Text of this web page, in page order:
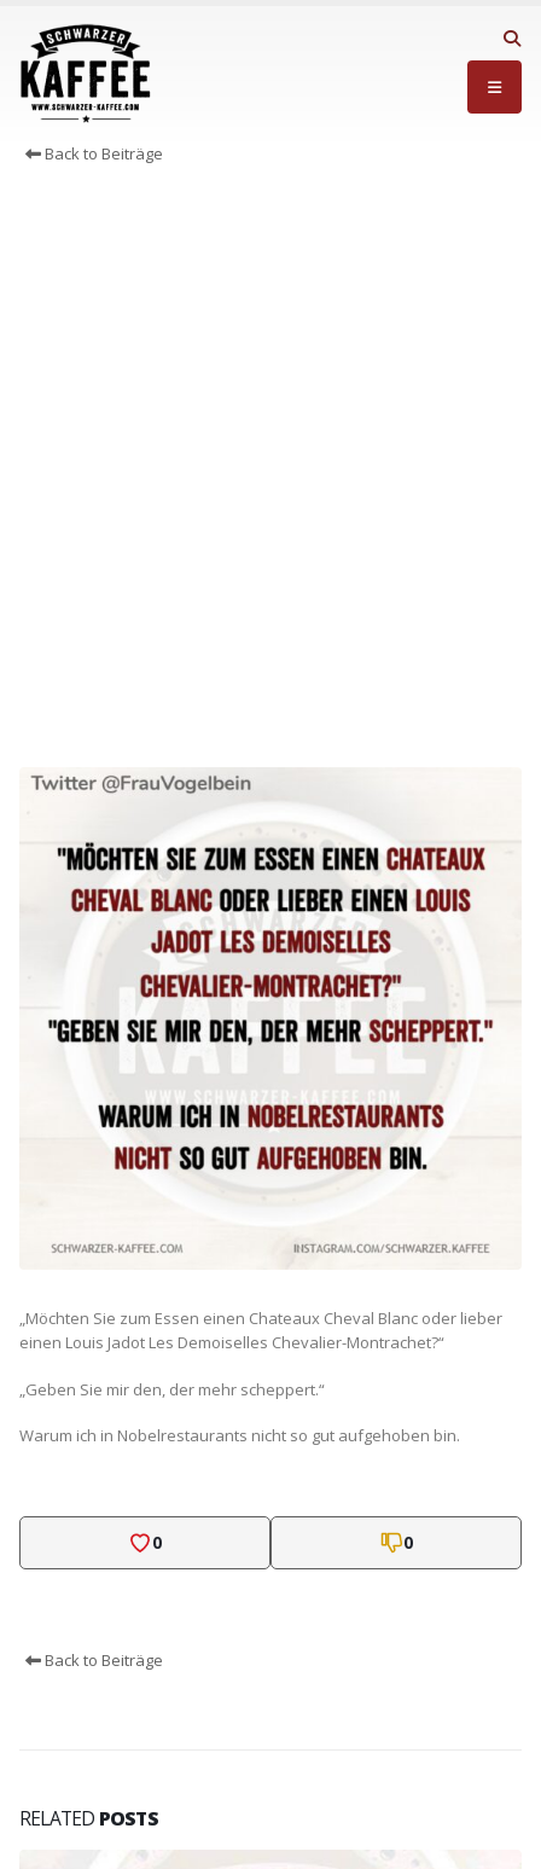
Back to Beiträge
„Möchten Sie zum Essen einen Chateaux Cheval Blanc oder lieber
einen Louis Jadot Les Demoiselles Chevalier-Montrachet?“
„Geben Sie mir den, der mehr scheppert.“
Warum ich in Nobelrestaurants nicht so gut aufgehoben bin.
0 0
Back to Beiträge
RELATED POSTS